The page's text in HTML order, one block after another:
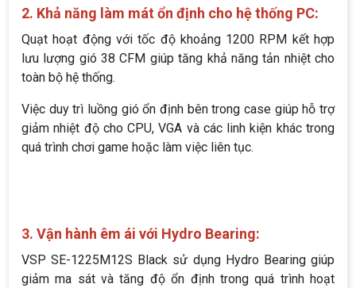
2. Khả năng làm mát ổn định cho hệ thống PC:
Quạt hoạt động với tốc độ khoảng 1200 RPM kết hợp
lưu lượng gió 38 CFM giúp tăng khả năng tản nhiệt cho
toàn bộ hệ thống.
Việc duy trì luồng gió ổn định bên trong case giúp hỗ trợ
giảm nhiệt độ cho CPU, VGA và các linh kiện khác trong
quá trình chơi game hoặc làm việc liên tục.
3. Vận hành êm ái với Hydro Bearing:
VSP SE-1225M12S Black sử dụng Hydro Bearing giúp
giảm ma sát và tăng độ ổn định trong quá trình hoạt